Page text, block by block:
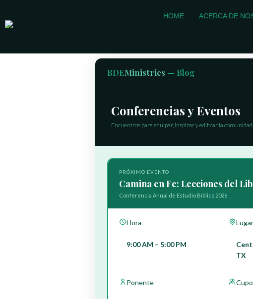
al
HOME ACERCA DE
BDEMinistries — Blog
Conferencias y Eventos
Encuentros para equipar, inspirar y edificar la comunidad
PRÓXIMO EVENTO
Camina en Fe: Lecciones del
Conferencia Anual de Estudio Bíblico 2026
Hora
9:00 AM – 5:00 PM
Lugar
TX
Ponente Cupo